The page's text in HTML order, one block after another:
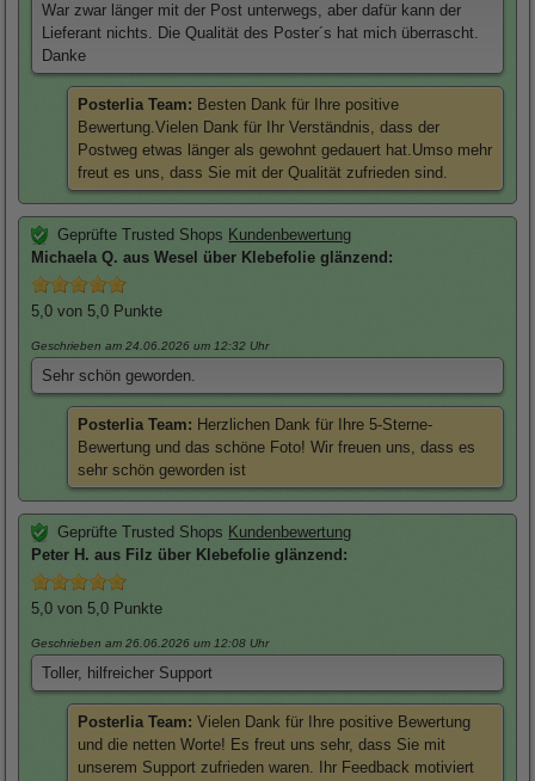
War zwar länger mit der Post unterwegs, aber dafür kann der
Lieferant nichts. Die Qualität des Poster´s hat mich überrascht.
Danke
Posterlia Team: Besten Dank für Ihre positive
Bewertung.Vielen Dank für Ihr Verständnis, dass der
Postweg etwas länger als gewohnt gedauert hat.Umso mehr
freut es uns, dass Sie mit der Qualität zufrieden sind.
Geprüfte Trusted Shops Kundenbewertung
Michaela Q. aus Wesel über Klebefolie glänzend :
5,0 von 5,0 Punkte
Geschrieben am 24.06.2026 um 12:32 Uhr
Sehr schön geworden.
Posterlia Team: Herzlichen Dank für Ihre 5-Sterne-
Bewertung und das schöne Foto! Wir freuen uns, dass es
sehr schön geworden ist
Geprüfte Trusted Shops Kundenbewertung
Peter H. aus Filz über Klebefolie glänzend :
5,0 von 5,0 Punkte
Geschrieben am 26.06.2026 um 12:08 Uhr
Toller, hilfreicher Support
Posterlia Team: Vielen Dank für Ihre positive Bewertung
und die netten Worte! Es freut uns sehr, dass Sie mit
unserem Support zufrieden waren. Ihr Feedback motiviert